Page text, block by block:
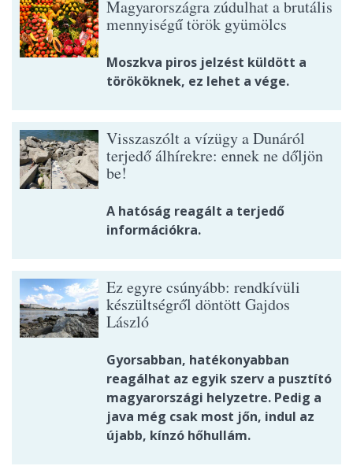
Magyarországra zúdulhat a brutális
mennyiségű török gyümölcs
Moszkva piros jelzést küldött a
törököknek, ez lehet a vége.
Visszaszólt a vízügy a Dunáról
terjedő álhírekre: ennek ne dőljön
be!
A hatóság reagált a terjedő
információkra.
Ez egyre csúnyább: rendkívüli
készültségről döntött Gajdos
László
Gyorsabban, hatékonyabban
reagálhat az egyik szerv a pusztító
magyarországi helyzetre. Pedig a
java még csak most jőn, indul az
újabb, kínzó hőhullám.